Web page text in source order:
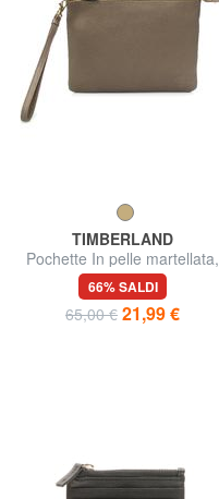
TIMBERLAND
Pochette In pelle martellata,
small
66% SALDI
65,00 € 21,99 €